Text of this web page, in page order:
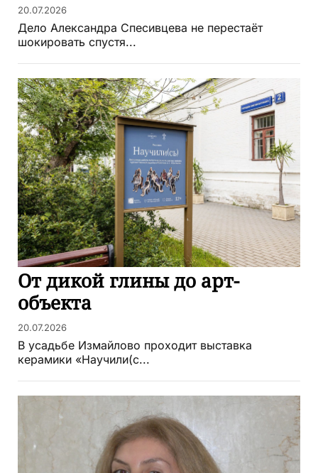
20.07.2026
Дело Александра Спесивцева не перестаёт
шокировать спустя...
От дикой глины до арт-
объекта
20.07.2026
В усадьбе Измайлово проходит выставка
керамики «Научили(с...